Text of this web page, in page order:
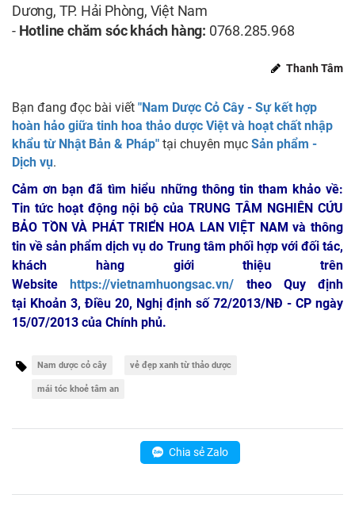
Dương, TP. Hải Phòng, Việt Nam
- Hotline chăm sóc khách hàng: 0768.285.968
Thanh Tâm
Bạn đang đọc bài viết "Nam Dược Cỏ Cây - Sự kết hợp
hoàn hảo giữa tinh hoa thảo dược Việt và hoạt chất nhập
khẩu từ Nhật Bản & Pháp" tại chuyên mục Sản phẩm -
Dịch vụ.
Cảm ơn bạn đã tìm hiểu những thông tin tham khảo về:
Tin tức hoạt động nội bộ của TRUNG TÂM NGHIÊN CỨU
BẢO TỒN VÀ PHÁT TRIỂN HOA LAN VIỆT NAM và thông
tin về sản phẩm dịch vụ do Trung tâm phối hợp với đối tác,
khách hàng giới thiệu trên
Websitehttps://vietnamhuongsac.vn/ theo Quy định
tại Khoản 3, Điều 20, Nghị định số 72/2013/NĐ - CP ngày
15/07/2013 của Chính phủ.
Nam dược cỏ cây vẻ đẹp xanh từ thảo dược
mái tóc khoẻ tâm an
Chia sẻ Zalo